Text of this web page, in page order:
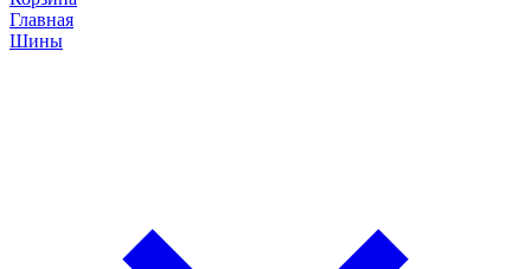
Главная
Шины